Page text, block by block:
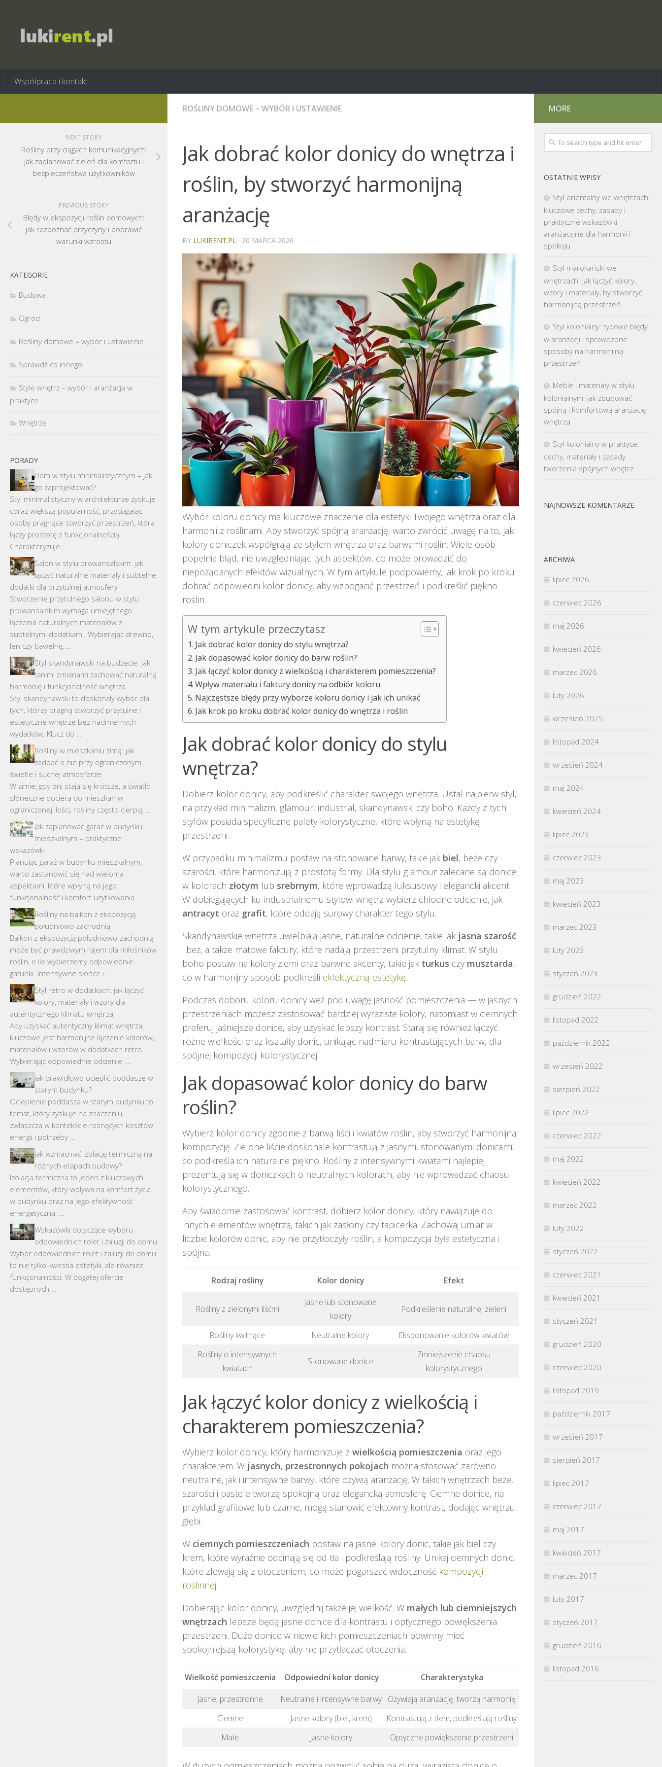
Współpraca i kontakt
ROŚLINY DOMOWE – WYBÓR I USTAWIENIE
Jak dobrać kolor donicy do wnętrza i
roślin, by stworzyć harmonijną
aranżację
BY LUKIRENT.PL · 20 MARCA 2026
Wybór koloru donicy ma kluczowe znaczenie dla estetyki Twojego wnętrza oraz dla
harmonii z roślinami. Aby stworzyć spójną aranżację, warto zwrócić uwagę na to, jak
kolory doniczek współgrają ze stylem wnętrza oraz barwami roślin. Wiele osób
popełnia błąd, nie uwzględniając tych aspektów, co może prowadzić do
niepożądanych efektów wizualnych. W tym artykule podpowiemy, jak krok po kroku
dobrać odpowiedni kolor donicy, aby wzbogacić przestrzeń i podkreślić piękno
roślin.
W tym artykule przeczytasz
Jak dobrać kolor donicy do stylu wnętrza?
Jak dopasować kolor donicy do barw roślin?
Jak łączyć kolor donicy z wielkością i charakterem pomieszczenia?
Wpływ materiału i faktury donicy na odbiór koloru
Najczęstsze błędy przy wyborze koloru donicy i jak ich unikać
Jak krok po kroku dobrać kolor donicy do wnętrza i roślin
Jak dobrać kolor donicy do stylu
wnętrza?
Dobierz kolor donicy, aby podkreślić charakter swojego wnętrza. Ustal najpierw styl,
na przykład minimalizm, glamour, industrial, skandynawski czy boho. Każdy z tych
stylów posiada specyficzne palety kolorystyczne, które wpłyną na estetykę
przestrzeni.
W przypadku minimalizmu postaw na stonowane barwy, takie jak biel, beże czy
szarości, które harmonizują z prostotą formy. Dla stylu glamour zalecane są donice
w kolorach złotym lub srebrnym, które wprowadzą luksusowy i elegancki akcent.
W dobiegających ku industrialnemu stylowi wnętrz wybierz chłodne odcienie, jak
antracyt oraz grafit, które oddają surowy charakter tego stylu.
Skandynawskie wnętrza uwielbiają jasne, naturalne odcienie, takie jak jasna szarość
i beż, a także matowe faktury, które nadają przestrzeni przytulny klimat. W stylu
boho postaw na kolory ziemi oraz barwne akcenty, takie jak turkus czy musztarda,
co w harmonijny sposób podkreśli eklektyczną estetykę.
Podczas doboru koloru donicy weź pod uwagę jasność pomieszczenia — w jasnych
przestrzeniach możesz zastosować bardziej wyraziste kolory, natomiast w ciemnych
preferuj jaśniejsze donice, aby uzyskać lepszy kontrast. Staraj się również łączyć
różne wielkości oraz kształty donic, unikając nadmiaru kontrastujących barw, dla
spójnej kompozycji kolorystycznej.
Jak dopasować kolor donicy do barw
roślin?
Wybierz kolor donicy zgodnie z barwą liści i kwiatów roślin, aby stworzyć harmonijną
kompozycję. Zielone liście doskonale kontrastują z jasnymi, stonowanymi donicami,
co podkreśla ich naturalne piękno. Rośliny z intensywnymi kwiatami najlepiej
prezentują się w doniczkach o neutralnych kolorach, aby nie wprowadzać chaosu
kolorystycznego.
Aby świadomie zastosować kontrast, dobierz kolor donicy, który nawiązuje do
innych elementów wnętrza, takich jak zasłony czy tapicerka. Zachowaj umiar w
liczbie kolorów donic, aby nie przytłoczyły roślin, a kompozycja była estetyczna i
spójna.
Rodzaj rośliny Kolor donicy Efekt
Rośliny z zielonymi liśćmi
Jasne lub stonowane
kolory
Podkreślenie naturalnej zieleni
Rośliny kwitnące Neutralne kolory
Eksponowanie kolorów kwiatów
Rośliny o intensywnych
kwiatach
Stonowane donice
Zmniejszenie chaosu
kolorystycznego
Jak łączyć kolor donicy z wielkością i
charakterem pomieszczenia?
Wybierz kolor donicy, który harmonizuje z wielkością pomieszczenia oraz jego
charakterem. W jasnych, przestronnych pokojach można stosować zarówno
neutralne, jak i intensywne barwy, które ożywią aranżację. W takich wnętrzach beże,
szarości i pastele tworzą spokojną oraz elegancką atmosferę. Ciemne donice, na
przykład grafitowe lub czarne, mogą stanowić efektowny kontrast, dodając wnętrzu
głębi.
W ciemnych pomieszczeniach postaw na jasne kolory donic, takie jak biel czy
krem, które wyraźnie odcinają się od tła i podkreślają rośliny. Unikaj ciemnych donic,
które zlewają się z otoczeniem, co może pogarszać widoczność kompozycji
roślinnej.
Dobierając kolor donicy, uwzględnij także jej wielkość. W małych lub ciemniejszych
wnętrzach lepsze będą jasne donice dla kontrastu i optycznego powiększenia
przestrzeni. Duże donice w niewielkich pomieszczeniach powinny mieć
spokojniejszą kolorystykę, aby nie przytłaczać otoczenia.
Wielkość pomieszczenia Odpowiedni kolor donicy
Charakterystyka
Jasne, przestronne
Neutralne i intensywne barwy Ożywiają aranżację, tworzą harmonię
Ciemne
Jasne kolory (biel, krem)
Kontrastują z tłem, podkreślają rośliny
Małe
Jasne kolory Optyczne powiększenie przestrzeni
NEXT STORY
Rośliny przy ciągach komunikacyjnych:
jak zaplanować zieleń dla komfortu i
bezpieczeństwa użytkowników
PREVIOUS STORY
Błędy w ekspozycji roślin domowych:
jak rozpoznać przyczyny i poprawić
warunki wzrostu
KATEGORIE
Budowa
Ogród
Rośliny domowe – wybór i ustawienie
Sprawdź co innego
Style wnętrz – wybór i aranżacja w
praktyce
Wnętrze
PORADY
Dom w stylu minimalistycznym – jak
go zaprojektować?
Styl minimalistyczny w architekturze zyskuje
coraz większą popularność, przyciągając
osoby pragnące stworzyć przestrzeń, która
łączy prostotę z funkcjonalnością.
Charakteryzuje …
Salon w stylu prowansalskim: jak
łączyć naturalne materiały i subtelne
dodatki dla przytulnej atmosfery
Stworzenie przytulnego salonu w stylu
prowansalskim wymaga umiejętnego
łączenia naturalnych materiałów z
subtelnymi dodatkami. Wybierając drewno,
len czy bawełnę, …
Styl skandynawski na budżecie: jak
tanimi zmianami zachować naturalną
harmonię i funkcjonalność wnętrza
Styl skandynawski to doskonały wybór dla
tych, którzy pragną stworzyć przytulne i
estetyczne wnętrze bez nadmiernych
wydatków. Klucz do …
Rośliny w mieszkaniu zimą: jak
zadbać o nie przy ograniczonym
świetle i suchej atmosferze
W zimie, gdy dni stają się krótsze, a światło
słoneczne dociera do mieszkań w
ograniczonej ilości, rośliny często cierpią …
Jak zaplanować garaż w budynku
mieszkalnym – praktyczne
wskazówki
Planując garaż w budynku mieszkalnym,
warto zastanowić się nad wieloma
aspektami, które wpłyną na jego
funkcjonalność i komfort użytkowania. …
Rośliny na balkon z ekspozycją
południowo-zachodnią
Balkon z ekspozycją południowo-zachodnią
może być prawdziwym rajem dla miłośników
roślin, o ile wybierzemy odpowiednie
gatunki. Intensywne słońce i …
Styl retro w dodatkach: jak łączyć
kolory, materiały i wzory dla
autentycznego klimatu wnętrza
Aby uzyskać autentyczny klimat wnętrza,
kluczowe jest harmonijne łączenie kolorów,
materiałów i wzorów w dodatkach retro.
Wybierając odpowiednie odcienie, …
Jak prawidłowo ocieplić poddasze w
starym budynku?
Ocieplenie poddasza w starym budynku to
temat, który zyskuje na znaczeniu,
zwłaszcza w kontekście rosnących kosztów
energii i potrzeby …
Jak wzmacniać izolację termiczną na
różnych etapach budowy?
Izolacja termiczna to jeden z kluczowych
elementów, który wpływa na komfort życia
w budynku oraz na jego efektywność
energetyczną. …
Wskazówki dotyczące wyboru
odpowiednich rolet i żaluzji do domu
Wybór odpowiednich rolet i żaluzji do domu
to nie tylko kwestia estetyki, ale również
funkcjonalności. W bogatej ofercie
dostępnych …
MORE
OSTATNIE WPISY
Styl orientalny we wnętrzach:
kluczowe cechy, zasady i
praktyczne wskazówki
aranżacyjne dla harmonii i
spokoju
Styl marokański we
wnętrzach: jak łączyć kolory,
wzory i materiały, by stworzyć
harmonijną przestrzeń
Styl kolonialny: typowe błędy
w aranżacji i sprawdzone
sposoby na harmonijną
przestrzeń
Meble i materiały w stylu
kolonialnym: jak zbudować
spójną i komfortową aranżację
wnętrza
Styl kolonialny w praktyce:
cechy, materiały i zasady
tworzenia spójnych wnętrz
NAJNOWSZE KOMENTARZE
ARCHIWA
lipiec 2026
czerwiec 2026
maj 2026
kwiecień 2026
marzec 2026
luty 2026
wrzesień 2025
listopad 2024
wrzesień 2024
maj 2024
kwiecień 2024
lipiec 2023
czerwiec 2023
maj 2023
kwiecień 2023
marzec 2023
luty 2023
styczeń 2023
grudzień 2022
listopad 2022
październik 2022
wrzesień 2022
sierpień 2022
lipiec 2022
czerwiec 2022
maj 2022
kwiecień 2022
marzec 2022
luty 2022
styczeń 2022
czerwiec 2021
kwiecień 2021
styczeń 2021
grudzień 2020
czerwiec 2020
listopad 2019
październik 2017
wrzesień 2017
sierpień 2017
lipiec 2017
czerwiec 2017
maj 2017
kwiecień 2017
marzec 2017
luty 2017
styczeń 2017
grudzień 2016
listopad 2016